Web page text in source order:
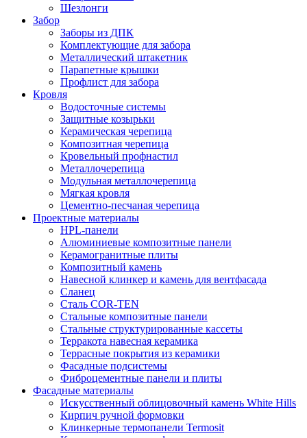
Шезлонги
Забор
Заборы из ДПК
Комплектующие для забора
Металлический штакетник
Парапетные крышки
Профлист для забора
Кровля
Водосточные системы
Защитные козырьки
Керамическая черепица
Композитная черепица
Кровельный профнастил
Металлочерепица
Модульная металлочерепица
Мягкая кровля
Цементно-песчаная черепица
Проектные материалы
HPL-панели
Алюминиевые композитные панели
Керамогранитные плиты
Композитный камень
Навесной клинкер и камень для вентфасада
Сланец
Сталь COR-TEN
Стальные композитные панели
Стальные структурированные кассеты
Терракота навесная керамика
Террасные покрытия из керамики
Фасадные подсистемы
Фиброцементные панели и плиты
Фасадные материалы
Искусственный облицовочный камень White Hills
Кирпич ручной формовки
Клинкерные термопанели Termosit